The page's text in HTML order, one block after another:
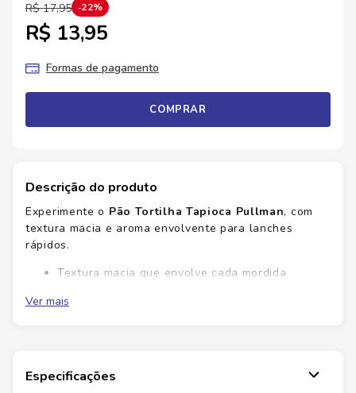
R$ 17,95 22%
R$ 13,95
Formas de pagamento
COMPRAR
Descrição do produto
Experimente o Pão Tortilha Tapioca Pullman, com
textura macia e aroma envolvente para lanches
rápidos.
Textura macia que envolve cada mordida
Pronto para montar sanduíches rápidos
alérgenos e glúten.
No Savegnago você encontra qualidade, frescor e
Ver mais
Especificações